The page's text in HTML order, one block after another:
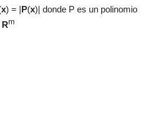
x) = |P(x)| donde P es un polinomio
Rm